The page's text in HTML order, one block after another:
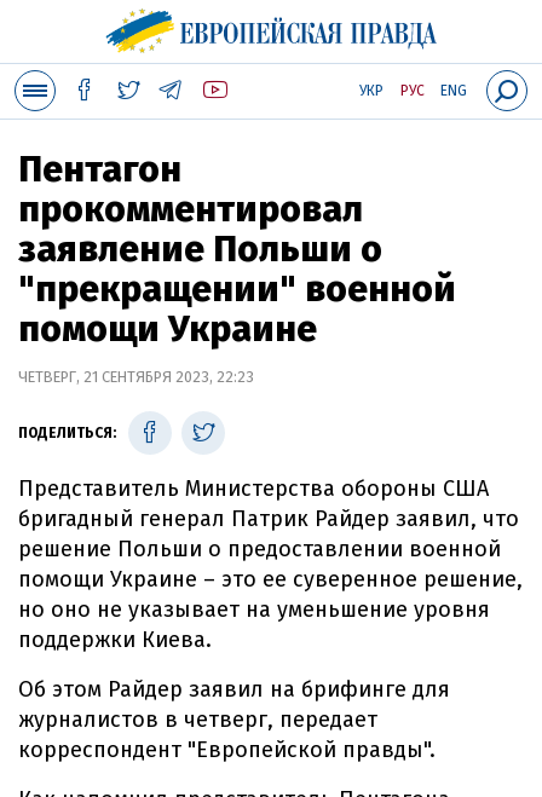
УКР РУС ENG
Пентагон
прокомментировал
заявление Польши о
"прекращении" военной
помощи Украине
ЧЕТВЕРГ, 21 СЕНТЯБРЯ 2023, 22:23
ПОДЕЛИТЬСЯ:
Представитель Министерства обороны США
бригадный генерал Патрик Райдер заявил, что
решение Польши о предоставлении военной
помощи Украине – это ее суверенное решение,
но оно не указывает на уменьшение уровня
поддержки Киева.
Об этом Райдер заявил на брифинге для
журналистов в четверг, передает
корреспондент "Европейской правды".